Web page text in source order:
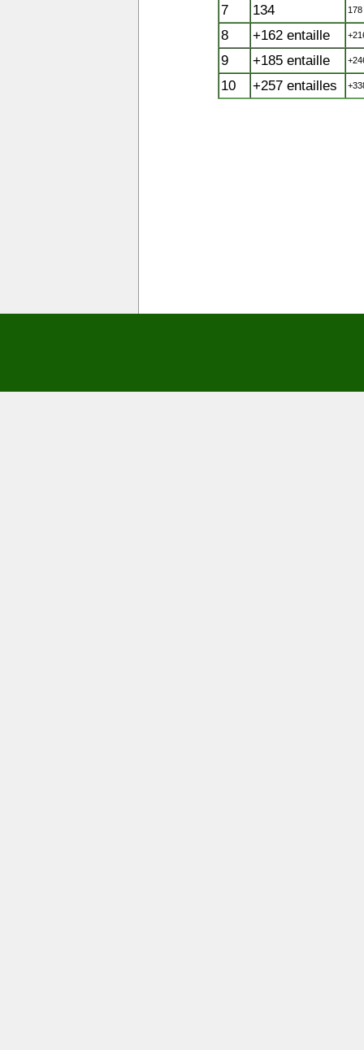
7 134 178
8 +162 entaille
9 +185 entaille
10 +257 entailles